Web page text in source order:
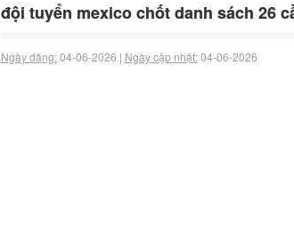
đội tuyển mexico chốt danh sách 26
Ngày đăng:04-06-2026 | Ngày cập nhật:04-06-2026